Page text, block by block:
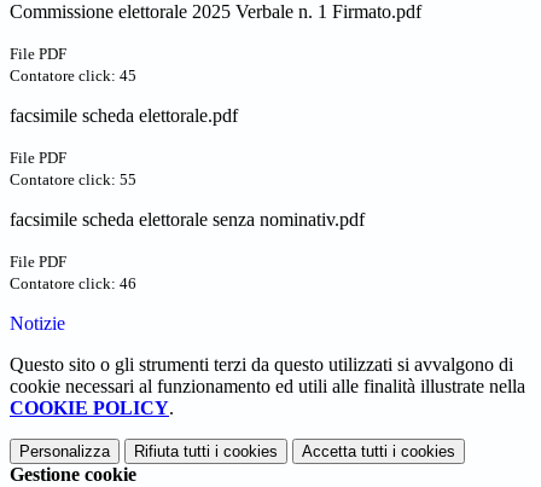
Commissione elettorale 2025 Verbale n. 1 Firmato.pdf
File PDF
Contatore click: 45
facsimile scheda elettorale.pdf
File PDF
Contatore click: 55
facsimile scheda elettorale senza nominativ.pdf
File PDF
Contatore click: 46
Notizie
Questo sito o gli strumenti terzi da questo utilizzati si avvalgono di
cookie necessari al funzionamento ed utili alle finalità illustrate nella
COOKIE POLICY.
Personalizza Rifiuta tutti i cookies Accetta tutti i cookies
Gestione cookie